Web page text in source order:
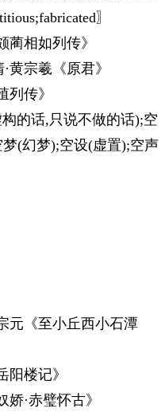
〗
相如列传》
宗羲《原君》
传》
的话,只说不做的话);空
(幻梦);空设(虚置);空声
元《至小丘西小石潭
楼记》
·赤璧怀古》